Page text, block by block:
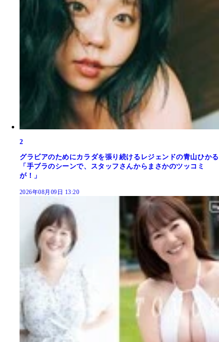
2
グラビアのためにカラダを張り続けるレジェンドの青山ひかる
「手ブラのシーンで、スタッフさんからまさかのツッコミ
が！」
2026年08月09日 13:20